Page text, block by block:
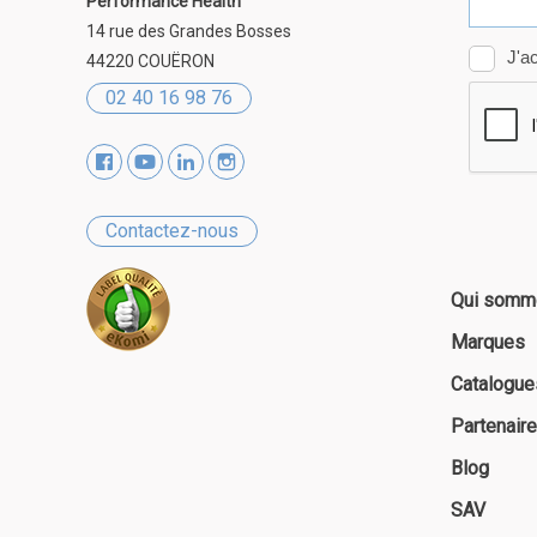
14 rue des Grandes Bosses
44220 COUËRON
02 40 16 98 76
Contactez-nous
Qui
Marques
Blog
SAV